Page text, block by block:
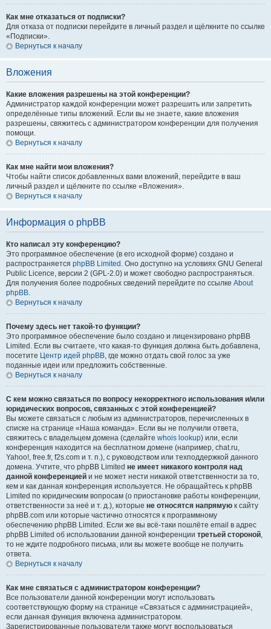
Как мне отказаться от подписки?
Для отказа от подписки перейдите в личный раздел и щёлкните по ссылке
«Подписки».
Вернуться к началу
Вложения
Какие вложения разрешены на этой конференции?
Администратор каждой конференции может разрешить или запретить
определённые типы вложений. Если вы не знаете, какие вложения
разрешены, свяжитесь с администратором конференции для получения
помощи.
Вернуться к началу
Как мне найти мои вложения?
Чтобы найти список добавленных вами вложений, перейдите в ваш
личный раздел и щёлкните по ссылке «Вложения».
Вернуться к началу
Информация о phpBB
Кто написал эту конференцию?
Это программное обеспечение (в его исходной форме) создано и
распространяется phpBB Limited . Оно доступно на условиях GNU General
Public Licence, версии 2 (GPL-2.0) и может свободно распространяться.
Для получения более подробных сведений перейдите по ссылке About
phpBB.
Вернуться к началу
Почему здесь нет такой-то функции?
Это программное обеспечение было создано и лицензировано phpBB
Limited. Если вы считаете, что какая-то функция должна быть добавлена,
посетите Центр идей phpBB, где можно отдать свой голос за уже
поданные идеи или предложить собственные.
Вернуться к началу
С кем можно связаться по вопросу некорректного использования и/или
юридических вопросов, связанных с этой конференцией?
Вы можете связаться с любым из администраторов, перечисленных в
списке на странице «Наша команда». Если вы не получили ответа,
свяжитесь с владельцем домена (сделайте whois lookup) или, если
конференция находится на бесплатном домене (например, chat.ru,
Yahoo!, free.fr, f2s.com и т. п.), с руководством или техподдержкой данного
домена. Учтите, что phpBB Limited не имеет никакого контроля над
данной конференцией и не может нести никакой ответственности за то,
кем и как данная конференция используется. Не обращайтесь к phpBB
Limited по юридическим вопросам (о приостановке работы конференции,
ответственности за неё и т. д.), которые не относятся напрямую к сайту
phpBB.com или которые частично относятся к программному
обеспечению phpBB Limited. Если же вы всё-таки пошлёте email в адрес
phpBB Limited об использовании данной конференции третьей стороной,
то не ждите подробного письма, или вы можете вообще не получить
ответа.
Вернуться к началу
Как мне связаться с администратором конференции?
Все пользователи данной конференции могут использовать
соответствующую форму на странице «Связаться с администрацией»,
если данная функция включена администратором.
Зарегистрированные пользователи также могут воспользоваться